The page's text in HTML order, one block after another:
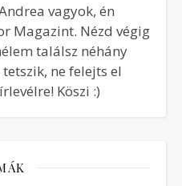
vagyok, én
Magazint. Nézd végig
találsz néhány
ne felejts el
Köszi :)